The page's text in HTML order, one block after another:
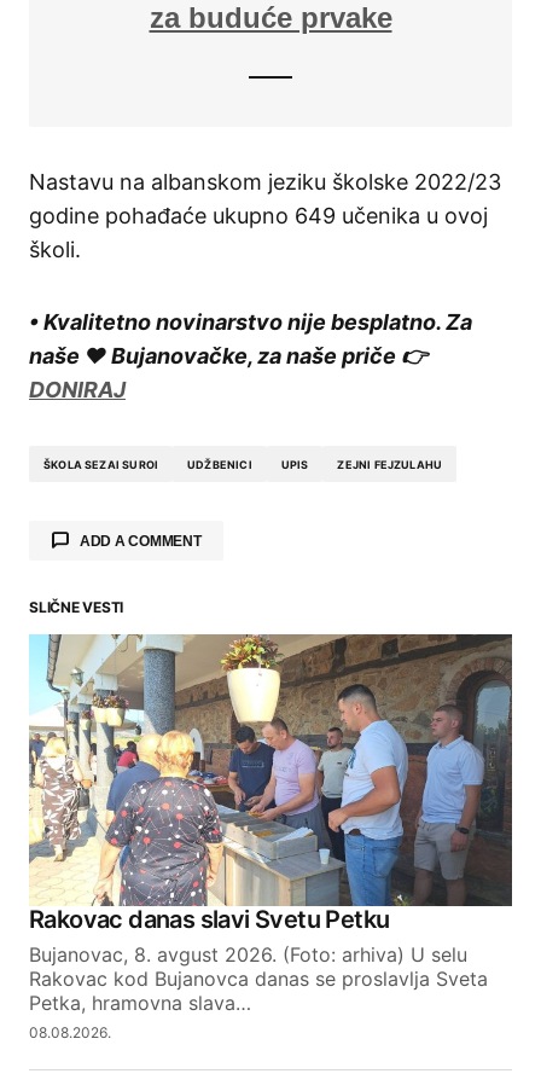
za buduće prvake
Nastavu na albanskom jeziku školske 2022/23
godine pohađaće ukupno 649 učenika u ovoj
školi.
• Kvalitetno novinarstvo nije besplatno. Za
naše ❤️ Bujanovačke, za naše priče 👉
DONIRAJ
ŠKOLA SEZAI SUROI UDŽBENICI UPIS ZEJNI FEJZULAHU
ADD A COMMENT
Your email address will not be published.
Required fields are marked*
Comment*
Your Name
Your E-mail
SLIČNE VESTI
Rakovac danas slavi Svetu Petku
Bujanovac, 8. avgust 2026. (Foto: arhiva) U selu
Rakovac kod Bujanovca danas se proslavlja Sveta
Petka, hramovna slava…
08.08.2026.